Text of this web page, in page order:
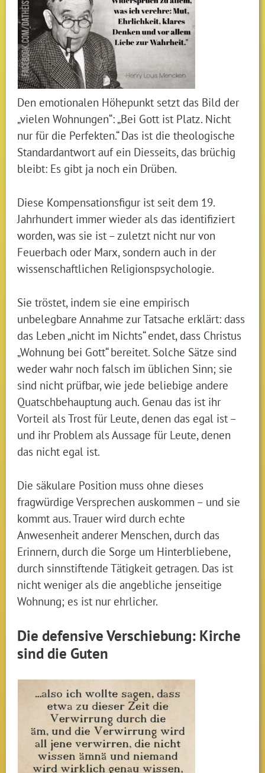
Den emotionalen Höhepunkt setzt das Bild der
„vielen Wohnungen“: „Bei Gott ist Platz. Nicht
nur für die Perfekten.“ Das ist die theologische
Standardantwort auf ein Diesseits, das brüchig
bleibt: Es gibt ja noch ein Drüben.
Diese Kompensationsfigur ist seit dem 19.
Jahrhundert immer wieder als das identifiziert
worden, was sie ist – zuletzt nicht nur von
Feuerbach oder Marx, sondern auch in der
wissenschaftlichen Religionspsychologie.
Sie tröstet, indem sie eine empirisch
unbelegbare Annahme zur Tatsache erklärt: dass
das Leben „nicht im Nichts“ endet, dass Christus
„Wohnung bei Gott“ bereitet. Solche Sätze sind
weder wahr noch falsch im üblichen Sinn; sie
sind nicht prüfbar, wie jede beliebige andere
Quatschbehauptung auch. Genau das ist ihr
Vorteil als Trost für Leute, denen das egal ist –
und ihr Problem als Aussage für Leute, denen
das nicht egal ist.
Die säkulare Position muss ohne dieses
fragwürdige Versprechen auskommen – und sie
kommt aus. Trauer wird durch echte
Anwesenheit anderer Menschen, durch das
Erinnern, durch die Sorge um Hinterbliebene,
durch sinnstiftende Tätigkeit getragen. Das ist
nicht weniger als die angebliche jenseitige
Wohnung; es ist nur ehrlicher.
Die defensive Verschiebung: Kirche
sind die Guten